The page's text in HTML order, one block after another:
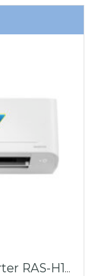
Máy Lạnh Toshiba 1 HP Inverter RAS-H10C4KCVG-V | Máy Lạnh Giá Sỉ